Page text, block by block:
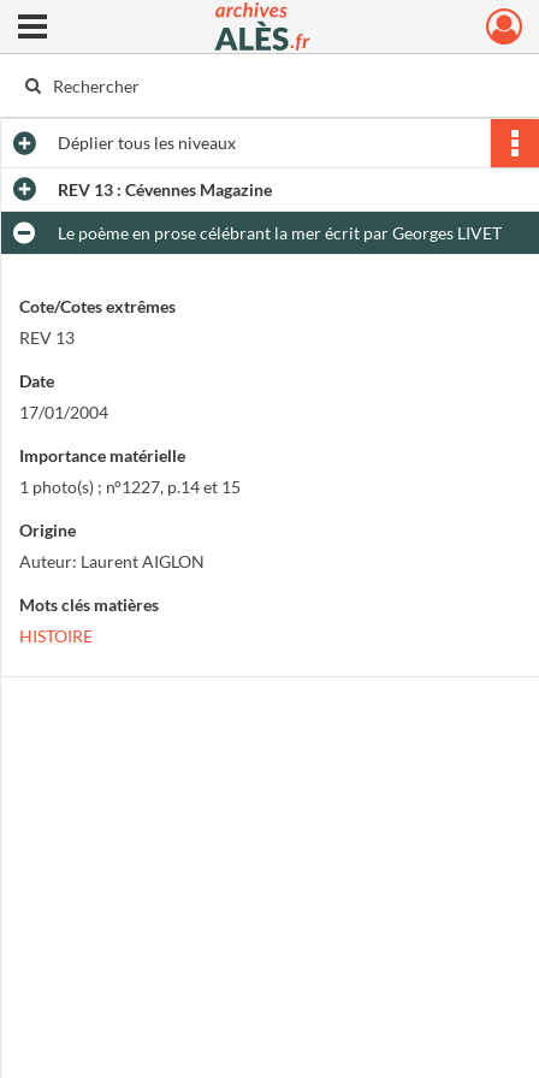
Archives municipales d'Alès
Ouvrir le menu déroulant
Dépliertous les niveaux
REV 13 : Cévennes Magazine
Le poème en prose célébrant la mer écrit par Georges LIVET
Cote/Cotes extrêmes
REV 13
Date
17/01/2004
Importance matérielle
1 photo(s) ; n°1227, p.14 et 15
Origine
Auteur: Laurent AIGLON
Mots clés matières
HISTOIRE